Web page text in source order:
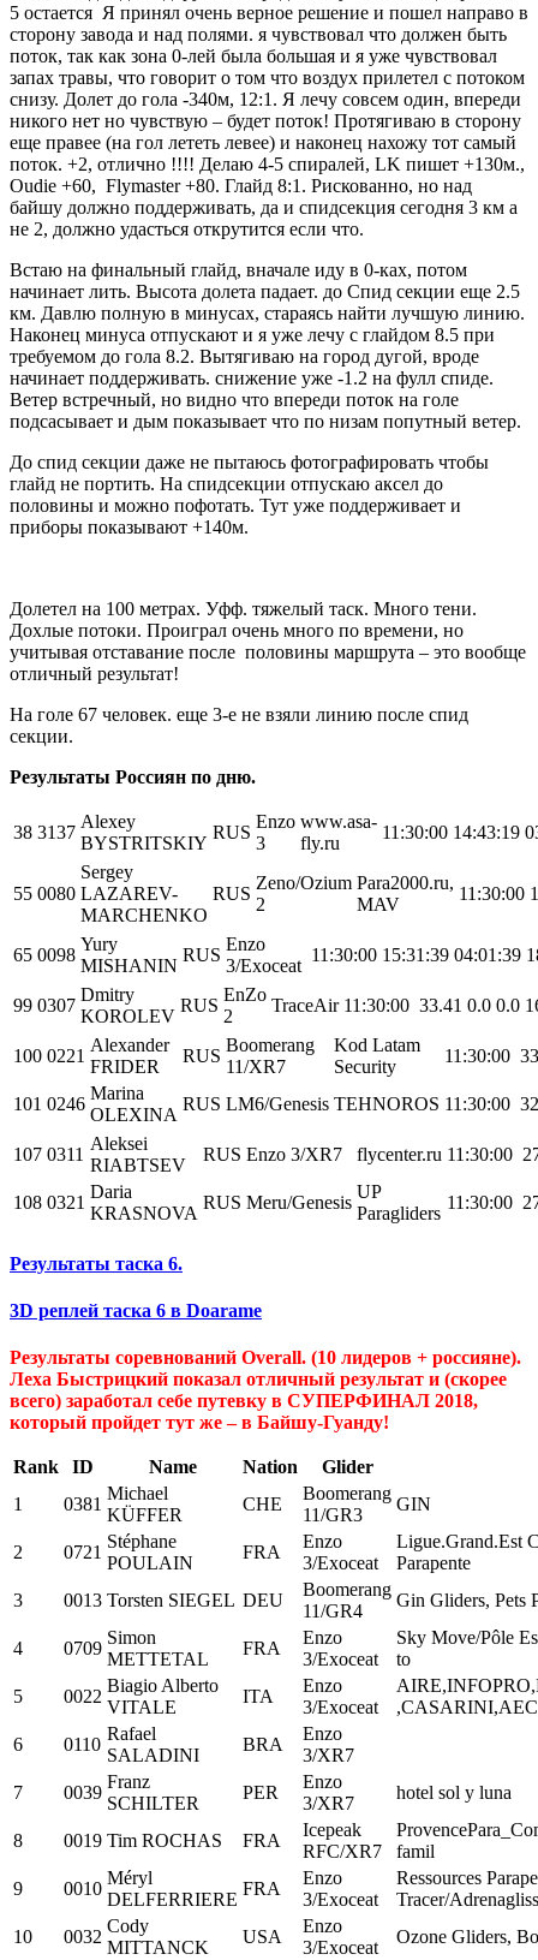
5 остается Я принял очень верное решение и пошел направо в
сторону завода и над полями. я чувствовал что должен быть
поток, так как зона 0-лей была большая и я уже чувствовал
запах травы, что говорит о том что воздух прилетел с потоком
снизу. Долет до гола -340м, 12:1. Я лечу совсем один, впереди
никого нет но чувствую – будет поток! Протягиваю в сторону
еще правее (на гол лететь левее) и наконец нахожу тот самый
поток. +2, отлично !!!! Делаю 4-5 спиралей, LK пишет +130м.,
Oudie +60, Flymaster +80. Глайд 8:1. Рискованно, но над
байшу должно поддерживать, да и спидсекция сегодня 3 км а
не 2, должно удасться открутится если что.
Встаю на финальный глайд, вначале иду в 0-ках, потом
начинает лить. Высота долета падает. до Спид секции еще 2.5
км. Давлю полную в минусах, стараясь найти лучшую линию.
Наконец минуса отпускают и я уже лечу с глайдом 8.5 при
требуемом до гола 8.2. Вытягиваю на город дугой, вроде
начинает поддерживать. снижение уже -1.2 на фулл спиде.
Ветер встречный, но видно что впереди поток на голе
подсасывает и дым показывает что по низам попутный ветер.
До спид секции даже не пытаюсь фотографировать чтобы
глайд не портить. На спидсекции отпускаю аксел до
половины и можно пофотать. Тут уже поддерживает и
приборы показывают +140м.
Долетел на 100 метрах. Уфф. тяжелый таск. Много тени.
Дохлые потоки. Проиграл очень много по времени, но
учитывая отставание после половины маршрута – это вообще
отличный результат!
На голе 67 человек. еще 3-е не взяли линию после спид
секции.
Результаты Россиян по дню.
38 3137
Alexey
BYSTRITSKIY
RUS
Enzo
3
www.asa-
fly.ru
11:30:00 14:43:19
55 0080
Sergey
LAZAREV-
MARCHENKO
RUS
Zeno/Ozium
2
Para2000.ru,
MAV
11:30:00
65 0098
Yury
MISHANIN
RUS
Enzo
3/Exoceat
11:30:00 15:31:39 04:01:39
99 0307
Dmitry
KOROLEV
RUS
EnZo
2
TraceAir 11:30:00 33.41 0.0 0.0
100 0221
Alexander
FRIDER
RUS
Boomerang
11/XR7
Kod Latam
Security
11:30:00
101 0246
Marina
OLEXINA
RUS LM6/Genesis TEHNOROS 11:30:00
107 0311
Aleksei
RIABTSEV
RUS Enzo 3/XR7 flycenter.ru 11:30:00
108 0321
Daria
KRASNOVA
RUS Meru/Genesis
UP
Paragliders
11:30:00
Результаты таска 6.
3D реплей таска 6 в Doarame
Результаты соревнований Overall. (10 лидеров + россияне).
Леха Быстрицкий показал отличный результат и (скорее
всего) заработал себе путевку в СУПЕРФИНАЛ 2018,
который пройдет тут же – в Байшу-Гуанду!
Rank ID Name Nation
Glider
1
0381
Michael
KÜFFER
CHE
Boomerang
11/GR3
GIN
2 0721
Stéphane
POULAIN
FRA
Enzo
3/Exoceat
Ligue.Grand.Est
Parapente
3
0013 Torsten SIEGEL DEU
Boomerang
11/GR4
Gin Gliders, Pets
4 0709
Simon
METTETAL
FRA
Enzo
3/Exoceat
Sky Move/Pôle
to
5
0022
Biagio Alberto
VITALE
ITA
Enzo
3/Exoceat
6
0110
Rafael
SALADINI
BRA
Enzo
3/XR7
7
0039
Franz
SCHILTER
PER
Enzo
3/XR7
hotel sol y luna
8 0019 Tim ROCHAS FRA
Icepeak
RFC/XR7
famil
9
0010
Méryl
DELFERRIERE
FRA
Enzo
3/Exoceat
Ressources
Tracer/
10
0032
Cody
MITTANCK
USA
Enzo
3/Exoceat
Ozone Gliders,